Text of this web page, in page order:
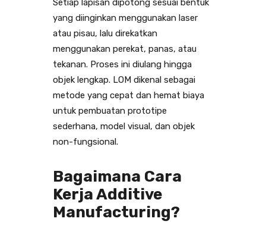
Setiap lapisan dipotong sesuai bentuk
yang diinginkan menggunakan laser
atau pisau, lalu direkatkan
menggunakan perekat, panas, atau
tekanan. Proses ini diulang hingga
objek lengkap. LOM dikenal sebagai
metode yang cepat dan hemat biaya
untuk pembuatan prototipe
sederhana, model visual, dan objek
non-fungsional.
Bagaimana Cara
Kerja Additive
Manufacturing?